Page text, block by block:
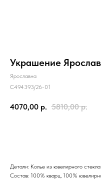
Украшение
Ярославна
C494393/26-01
4070,00 р. 5810,00 р.
Детали: Колье из ювелирного
Состав: 100% кварц, 100%